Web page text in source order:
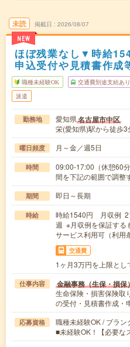
未読
NEW
掲載日 2026/08/07
ほぼ残業なし▼時給
申込受付や見積書作成
職種未経験OK 交通費別途支給あり
派遣
勤務地 愛知県名古屋市中区
栄(愛知県)駅から徒歩
曜日頻度 月～金／週5日
時間
09:00-17:00（休憩60
間を下記の範囲で調
期間 即日～長期
時給
時給1540円 月収例
週 ※月収例を保証する
サービス利用可（利用
交通費
1ヶ月3万円を上限とし
仕事内容 金融事務（生保・損保
生命保険・損害保険取
の受付・見積書作成
応募資格
職種未経験OK / ブラン
■未経験OK！【必要な